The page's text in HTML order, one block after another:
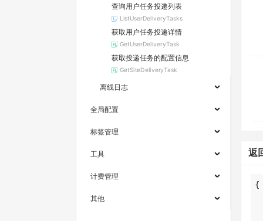
查询用户任务投递列表
ListUserDeliveryTasks
获取用户任务投递详情
GetUserDeliveryTask
获取投递任务的配置信息
GetSiteDeliveryTask
离线日志
全局配置
标签管理
工具
计费管理
其他
返